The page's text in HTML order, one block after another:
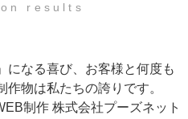
results
になる喜び、お客様と何度も
物は私たちの誇りです。
制作 株式会社プーズネット